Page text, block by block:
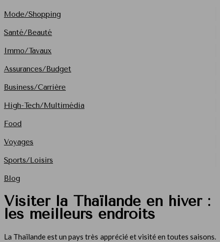
Mode/Shopping
Santé/Beauté
Immo/Tavaux
Assurances/Budget
Business/Carrière
High-Tech/Multimédia
Food
Voyages
Sports/Loisirs
Blog
Visiter la Thaïlande en hiver :
les meilleurs endroits
La Thaïlande est un pays très apprécié et visité en toutes saisons.